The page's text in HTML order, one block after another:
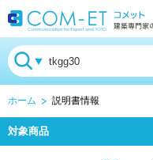
ホーム 説明書情報
対象商品